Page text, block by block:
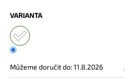
5
hvězdiček.
VARIANTA
Můžeme doručit do:11.8.2026
D
o
p
o
r
u